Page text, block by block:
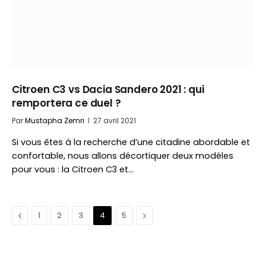
Citroen C3 vs Dacia Sandero 2021 : qui
remportera ce duel ?
ParMustapha Zemri 27 avril 2021
Si vous êtes à la recherche d’une citadine abordable et
confortable, nous allons décortiquer deux modèles
pour vous : la Citroen C3 et…
Précédent
1 2 3 4 5 Suivant